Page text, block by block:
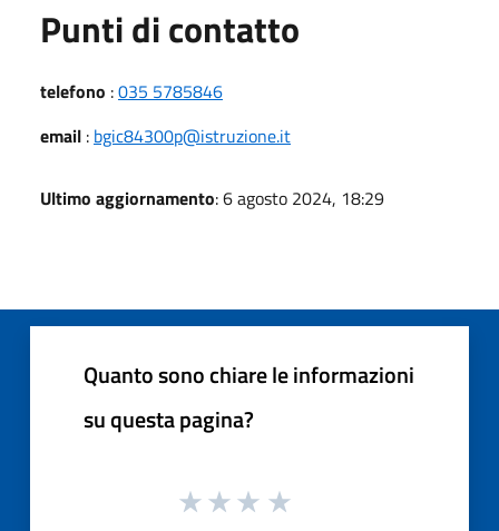
Punti di contatto
telefono :035 5785846
email : bgic84300p@istruzione.it
Ultimo aggiornamento: 6 agosto 2024, 18:29
Quanto sono chiare le informazioni
su questa pagina?